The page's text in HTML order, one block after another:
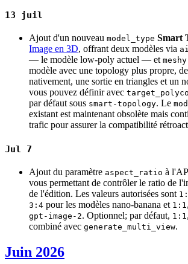
13 juil
Ajout d'un nouveau model_type Smart
Image en 3D, offrant deux modèles via
— le modèle low-poly actuel — et
modèle avec une topology plus propre,
nativement, une sortie en triangles et un
vous pouvez définir avec
par défaut sous smart-topology. Le
existant est maintenant obsolète mais
trafic pour assurer la compatibilité
Jul 7
Ajout du paramètre aspect_ratio à
vous permettant de contrôler le ratio de
de l'édition. Les valeurs autorisées sont
3:4 pour les modèles nano-banana et 1:1 ,
gpt-image-2. Optionnel; par défaut, 1:1
combiné avec generate_multi_view.
Juin 2026